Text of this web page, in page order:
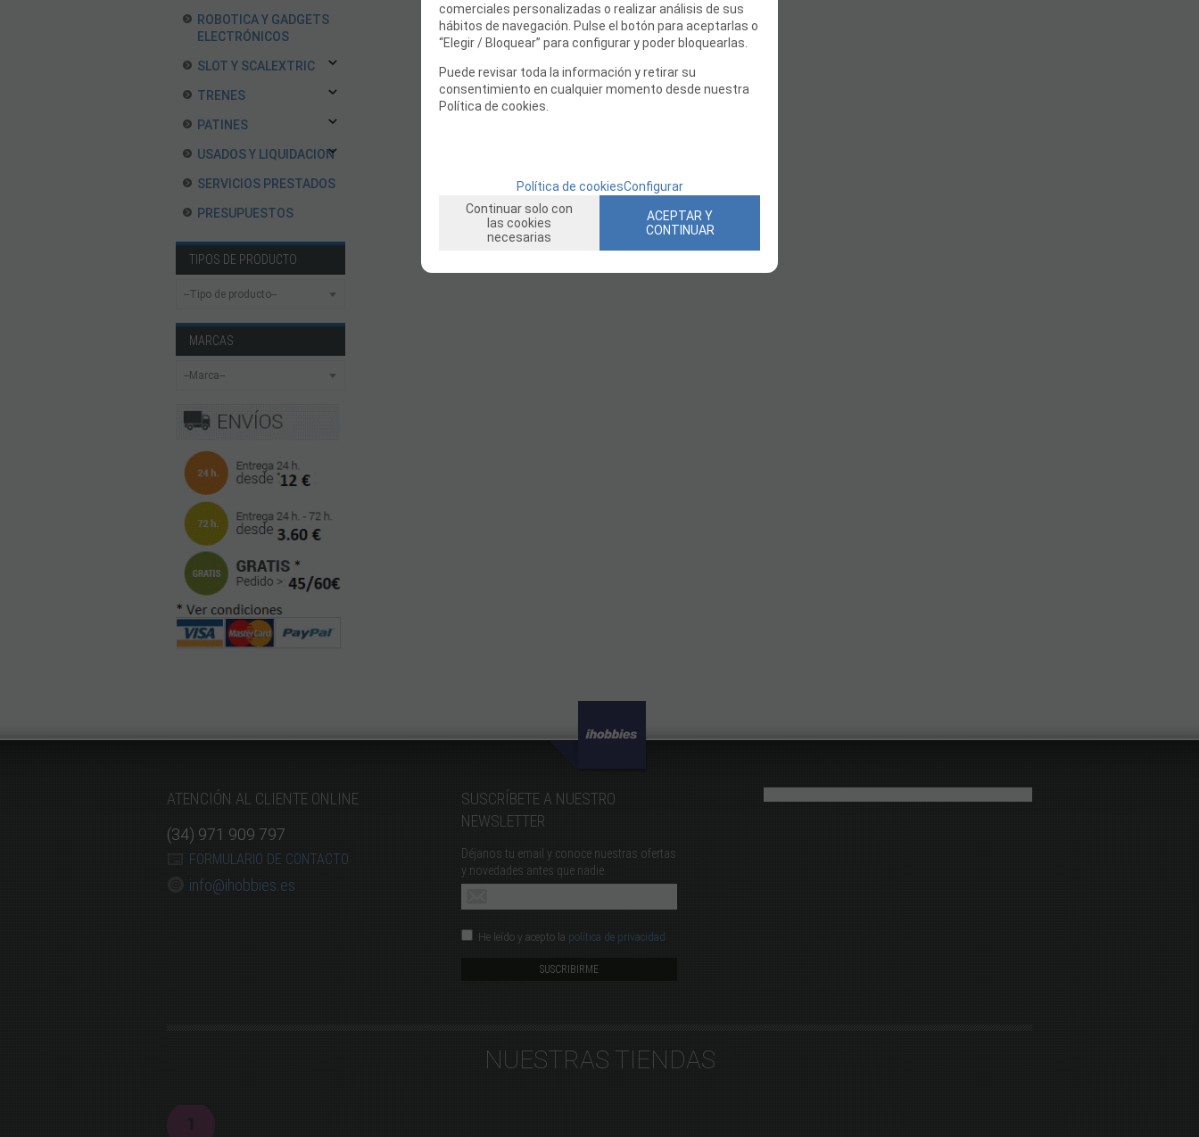
ROBOTICA Y GADGETS
ELECTRÓNICOS
SLOT Y SCALEXTRIC
TRENES
PATINES
USADOS Y LIQUIDACION
SERVICIOS PRESTADOS
PRESUPUESTOS
TIPOS DE PRODUCTO
MARCAS
ATENCIÓN AL CLIENTE ONLINE
(34) 971 909 797
FORMULARIO DE CONTACTO
info@ihobbies.es
SUSCRÍBETE A NUESTRO
NEWSLETTER
Déjanos tu email y conoce nuestras ofertas
y novedades antes que nadie.
He leído y acepto la política de privacidad
NUESTRAS TIENDAS
comerciales personalizadas o realizar análisis de sus
hábitos de navegación. Pulse el botón para aceptarlas o
“Elegir / Bloquear” para configurar y poder bloquearlas.
Puede revisar toda la información y retirar su
consentimiento en cualquier momento desde nuestra
Política de cookies.
Política de cookiesConfigurar
Continuar solo con
las cookies
necesarias
ACEPTAR Y
CONTINUAR